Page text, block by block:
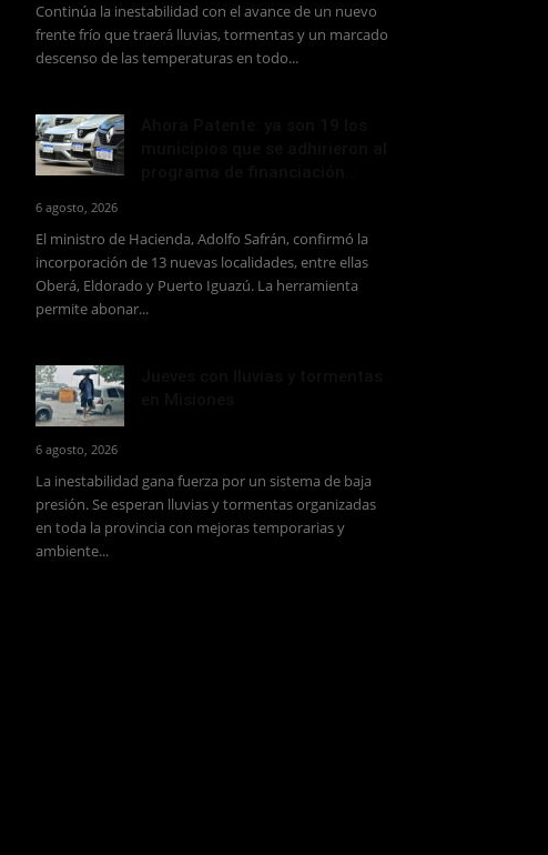
Continúa la inestabilidad con el avance de un nuevo
frente frío que traerá lluvias, tormentas y un marcado
descenso de las temperaturas en todo...
6 agosto, 2026
El ministro de Hacienda, Adolfo Safrán, confirmó la
incorporación de 13 nuevas localidades, entre ellas
Oberá, Eldorado y Puerto Iguazú. La herramienta
permite abonar...
6 agosto, 2026
La inestabilidad gana fuerza por un sistema de baja
presión. Se esperan lluvias y tormentas organizadas
en toda la provincia con mejoras temporarias y
ambiente...